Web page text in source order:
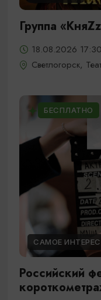
Группа
18.08.2026
Светлогорск,
БЕСПЛАТНО
САМОЕ
Российский